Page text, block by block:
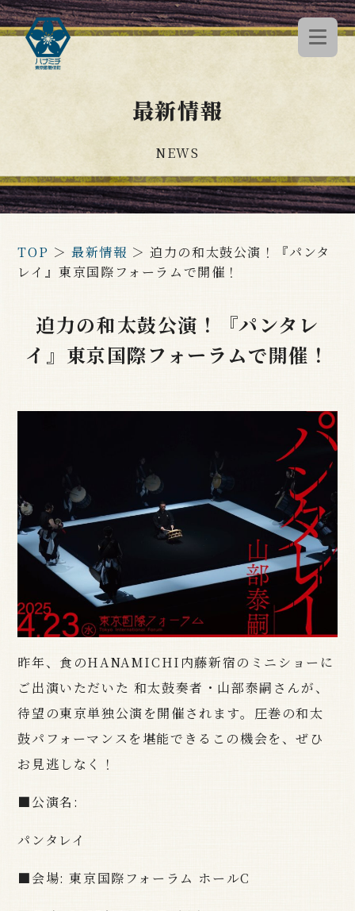
最新情報
NEWS
TOP ＞最新情報 ＞迫力の和太鼓公演！『パンタ
レイ』東京国際フォーラムで開催！
迫力の和太鼓公演！『パンタレ
イ』東京国際フォーラムで開催！
昨年、食のHANAMICHI内藤新宿のミニショーに
ご出演いただいた 和太鼓奏者・ 山部泰嗣 さんが、
待望の東京単独公演を開催されます。圧巻の和太
鼓パフォーマンスを堪能できるこの機会を、ぜひ
お見逃しなく！
■公演名:
パンタレイ
■会場: 東京国際フォーラム ホールC